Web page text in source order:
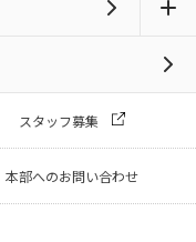
スタッフ募集
本部へのお問い合わせ